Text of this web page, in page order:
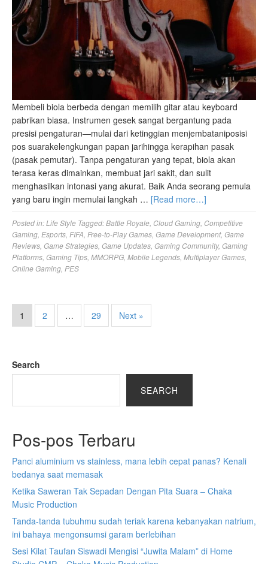
Membeli biola berbeda dengan memilih gitar atau keyboard
pabrikan biasa. Instrumen gesek sangat bergantung pada
presisi pengaturan—mulai dari ketinggian menjembataniposisi
pos suarakelengkungan papan jarihingga kerapihan pasak
(pasak pemutar). Tanpa pengaturan yang tepat, biola akan
terasa keras dimainkan, membuat jari sakit, dan sulit
menghasilkan intonasi yang akurat. Baik Anda seorang pemula
yang baru ingin memulai langkah … [Read more…]
Posted in:Life Style Tagged:Battle Royale Cloud Gaming Competitive
Gaming Esports FIFA Free-to-Play Games Game Development, Game
Reviews Game Strategies Game Updates Gaming Community, Gaming
Platforms Gaming Tips MMORPG Mobile Legends Multiplayer Games
Online Gaming PES
1 2 … 29 Next »
Search
SEARCH
Pos-pos Terbaru
Panci aluminium vs stainless, mana lebih cepat panas? Kenali
bedanya saat memasak
Ketika Saweran Tak Sepadan Dengan Pita Suara – Chaka
Music Production
Tanda-tanda tubuhmu sudah teriak karena kebanyakan natrium,
ini bahaya mengonsumsi garam berlebihan
Sesi Kilat Taufan Siswadi Mengisi “Juwita Malam” di Home